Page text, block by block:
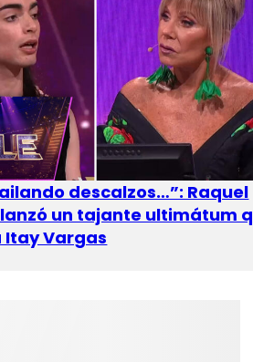
descalzos…”: Raquel
un tajante ultimátum
Itay Vargas